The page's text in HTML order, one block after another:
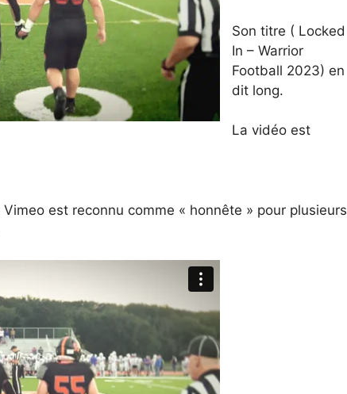
Son titre ( Locked
In – Warrior
Football 2023) en
dit long.
La vidéo est
est reconnu comme « honnête » pour plusieurs